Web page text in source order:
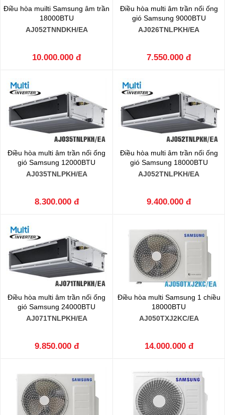
Điều hòa muilti Samsung âm trần
18000BTU
AJ052TNNDKH/EA
10.000.000 đ
Điều hòa multi âm trần nối ống
gió Samsung 9000BTU
AJ026TNLPKH/EA
7.550.000 đ
Điều hòa multi âm trần nối ống
gió Samsung 12000BTU
AJ035TNLPKH/EA
8.300.000 đ
Điều hòa multi âm trần nối ống
gió Samsung 18000BTU
AJ052TNLPKH/EA
9.400.000 đ
Điều hòa multi âm trần nối ống
gió Samsung 24000BTU
AJ071TNLPKH/EA
9.850.000 đ
Điều hòa multi Samsung 1 chiều
18000BTU
AJ050TXJ2KC/EA
14.000.000 đ